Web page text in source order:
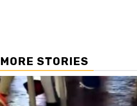
MORE STORIES